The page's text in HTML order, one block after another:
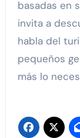
basadas en
invita a
habla del
pequeños
más lo